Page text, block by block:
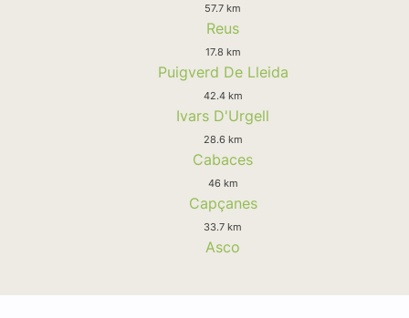
57.7 km
Reus
17.8 km
Puigverd De Lleida
42.4 km
Ivars D'Urgell
28.6 km
Cabaces
46 km
Capçanes
33.7 km
Asco